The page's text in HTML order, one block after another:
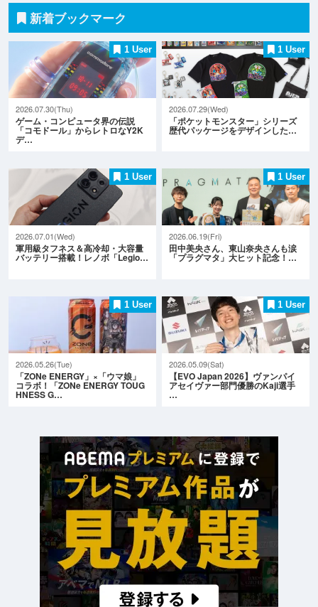
新着ブックマーク
1 User
2026.07.30(Thu)
ゲーム・コンピュータ界の伝説
「コモドール」からレトロなY2K
デ…
1 User
2026.07.29(Wed)
「ポケットモンスター」シリーズ
歴代パッケージをデザインした…
1 User
2026.07.01(Wed)
軍用級タフネス＆高冷却・大容量
バッテリー搭載！レノボ「Legio…
1 User
2026.06.19(Fri)
田中美央さん、東山奈央さんも涙
「プラグマタ」大ヒット記念！…
1 User
2026.05.26(Tue)
「ZONe ENERGY」×「ウマ娘」
コラボ！「ZONe ENERGY TOUG
HNESS G…
1 User
2026.05.09(Sat)
【EVO Japan 2026】ヴァンパイ
アセイヴァー部門優勝のKaji選手
…